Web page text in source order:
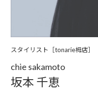
スタイリスト［tonarie栂店］
chie sakamoto
坂本 千恵